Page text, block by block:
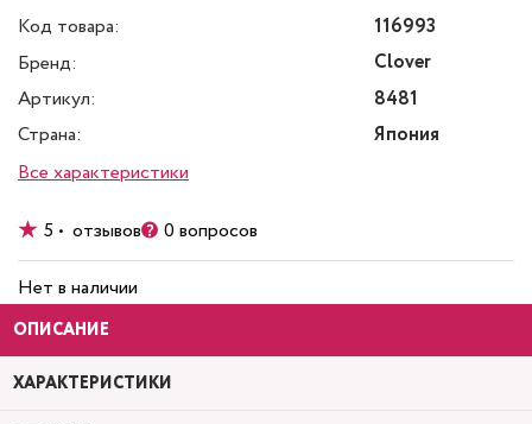
Код товара:
116993
Бренд:
Clover
Артикул:
8481
Страна:
Япония
Все характеристики
5 • отзывов 0 вопросов
Нет в наличии
ОПИСАНИЕ
ХАРАКТЕРИСТИКИ